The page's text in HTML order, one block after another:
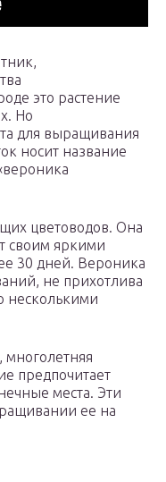
это растение
Но
для выращивания
носит название
цветоводов. Она
своим яркими
30 дней. Вероника
не прихотлива
несколькими
многолетняя
предпочитает
места. Эти
ее на